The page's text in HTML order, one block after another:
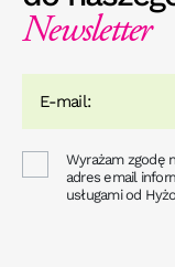
Newsletter
Wyrażam zgodę
adres email
usługami od